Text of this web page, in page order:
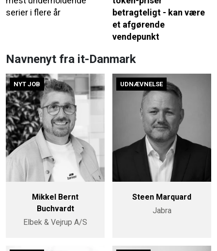
serier i flere år
betragteligt - kan være
et afgørende
vendepunkt
Navnenyt fra it-Danmark
NYT JOB
Mikkel Bernt
Buchvardt
Elbek & Vejrup A/S
UDNÆVNELSE
Steen Marquard
Jabra